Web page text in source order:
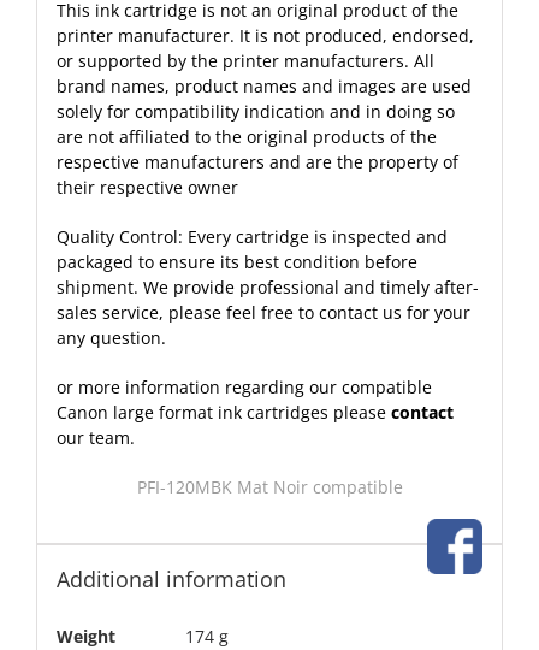
This ink cartridge is not an original product of the
printer manufacturer. It is not produced, endorsed,
or supported by the printer manufacturers. All
brand names, product names and images are used
solely for compatibility indication and in doing so
are not affiliated to the original products of the
respective manufacturers and are the property of
their respective owner
Quality Control: Every cartridge is inspected and
packaged to ensure its best condition before
shipment. We provide professional and timely after-
sales service, please feel free to contact us for your
any question.
or more information regarding our compatible
Canon large format ink cartridges please contact
our team.
PFI-120MBK Mat Noir compatible
Additional information
Weight
174 g